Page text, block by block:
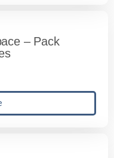
– Pack